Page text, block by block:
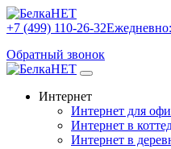
+7 (499) 110-26-32
Обратный звонок
Интернет
Интернет для
Интернет в
Интернет в